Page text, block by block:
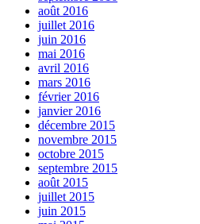
août 2016
juillet 2016
juin 2016
mai 2016
avril 2016
mars 2016
février 2016
janvier 2016
décembre 2015
novembre 2015
octobre 2015
septembre 2015
août 2015
juillet 2015
juin 2015